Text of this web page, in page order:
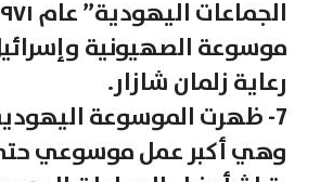
موسوعة الصهيونية
رعاية زلمان شازار.
وهي أكبر عمل موسوعي